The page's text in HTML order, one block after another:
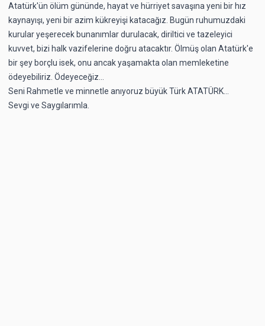
Atatürk'ün ölüm gününde, hayat ve hürriyet savaşına yeni bir hız
kaynayışı, yeni bir azim kükreyişi katacağız. Bugün ruhumuzdaki
kurular yeşerecek bunanımlar durulacak, diriltici ve tazeleyici
kuvvet, bizi halk vazifelerine doğru atacaktır. Ölmüş olan Atatürk'e
bir şey borçlu isek, onu ancak yaşamakta olan memleketine
ödeyebiliriz. Ödeyeceğiz...
Seni Rahmetle ve minnetle anıyoruz büyük Türk ATATÜRK...
Sevgi ve Saygılarımla.